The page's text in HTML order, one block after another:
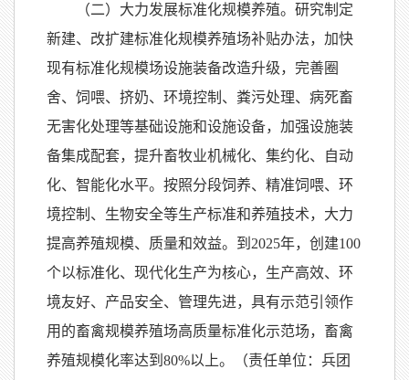
（二）大力发展标准化规模养殖。研究制定
新建、改扩建标准化规模养殖场补贴办法，加快
现有标准化规模场设施装备改造升级，完善圈
舍、饲喂、挤奶、环境控制、粪污处理、病死畜
无害化处理等基础设施和设施设备，加强设施装
备集成配套，提升畜牧业机械化、集约化、自动
化、智能化水平。按照分段饲养、精准饲喂、环
境控制、生物安全等生产标准和养殖技术，大力
提高养殖规模、质量和效益。到2025年，创建100
个以标准化、现代化生产为核心，生产高效、环
境友好、产品安全、管理先进，具有示范引领作
用的畜禽规模养殖场高质量标准化示范场，畜禽
养殖规模化率达到80%以上。（责任单位：兵团